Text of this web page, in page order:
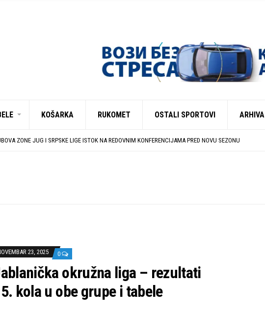
KOŠARKA RUKOMET OSTALI SPORTOVI ARHIVA
ZONE JUG I SRPSKE LIGE ISTOK NA REDOVNIM KONFERENCIJAMA PRED NOVU SEZONU
23, 2025 0
okružna liga – rezultati
kola u obe grupe i tabele